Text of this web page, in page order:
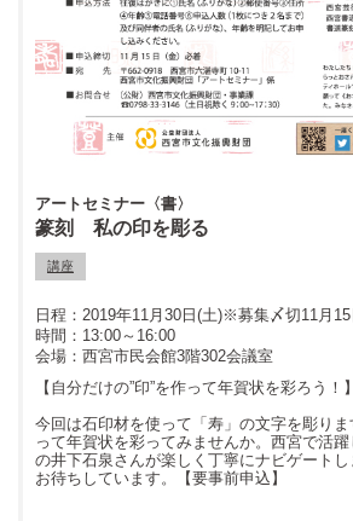
アートセミナー〈書〉
篆刻 私の印を彫る
講座
2019年11月30日(土)※募集〆切11月15
13:00～16:00
西宮市民会館3階302会議室
【自分だけの”印”を作って年賀状を彩ろう！】
今回は石印材を使って「寿」の文字を彫り
って年賀状を彩ってみませんか。西宮で活
の井下石泉さんが楽しく丁寧にナビゲート
お待ちしています。【要事前申込】